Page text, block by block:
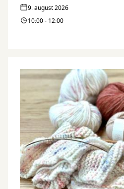
9. august 2026
10:00 - 12:00